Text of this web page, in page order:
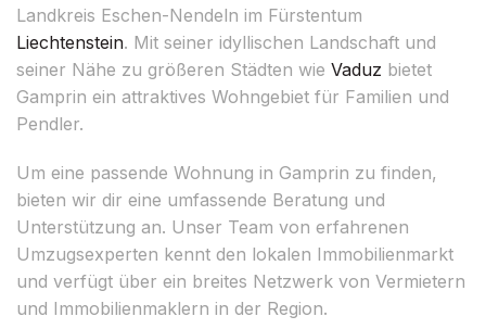
Landkreis Eschen-Nendeln im Fürstentum
Liechtenstein. Mit seiner idyllischen Landschaft und
seiner Nähe zu größeren Städten wie Vaduz bietet
Gamprin ein attraktives Wohngebiet für Familien und
Pendler.
Um eine passende Wohnung in Gamprin zu finden,
bieten wir dir eine umfassende Beratung und
Unterstützung an. Unser Team von erfahrenen
Umzugsexperten kennt den lokalen Immobilienmarkt
und verfügt über ein breites Netzwerk von Vermietern
und Immobilienmaklern in der Region.